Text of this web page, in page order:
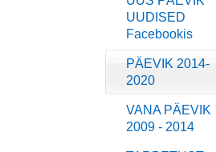
UUDISED
Facebookis
PÄEVIK 2014-
2020
VANA PÄEVIK
2009 - 2014